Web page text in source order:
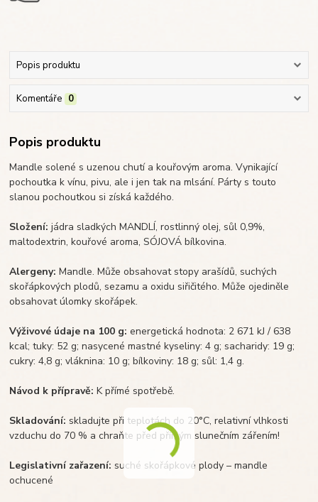
Popis produktu
Komentáře 0
Popis produktu
Mandle solené s uzenou chutí a kouřovým aroma. Vynikající
pochoutka k vínu, pivu, ale i jen tak na mlsání. Párty s touto
slanou pochoutkou si získá každého.
Složení: jádra sladkých MANDLÍ, rostlinný olej, sůl 0,9%,
maltodextrin, kouřové aroma, SÓJOVÁ bílkovina.
Alergeny:Mandle. Může obsahovat stopy arašídů, suchých
skořápkových plodů, sezamu a oxidu siřičitého. Může ojediněle
obsahovat úlomky skořápek.
Výživové údaje na 100 g: energetická hodnota: 2 671 kJ / 638
kcal; tuky: 52 g; nasycené mastné kyseliny: 4 g; sacharidy: 19 g;
cukry: 4,8 g; vláknina: 10 g; bílkoviny: 18 g; sůl: 1,4 g.
Návod k přípravě:K přímé spotřebě.
Skladování: skladujte při teplotách do 20°C, relativní vlhkosti
vzduchu do 70 % a chraňte před přímým slunečním zářením!
Legislativní zařazení: suché skořápkové plody – mandle
ochucené